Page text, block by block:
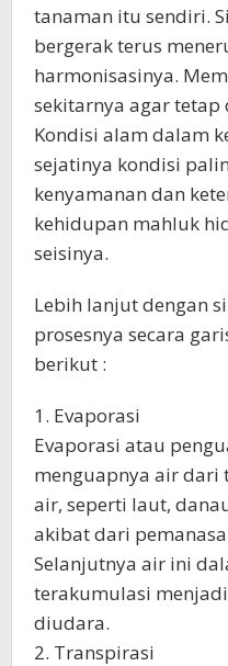
tanaman itu sendiri.
bergerak terus
harmonisasinya.
sekitarnya agar tetap
Kondisi alam dalam
sejatinya kondisi
kenyamanan dan
kehidupan mahluk
seisinya.
Lebih lanjut dengan
prosesnya secara
berikut :
1. Evaporasi
Evaporasi atau
menguapnya air
air, seperti laut,
akibat dari
Selanjutnya air ini
terakumulasi
diudara.
2. Transpirasi